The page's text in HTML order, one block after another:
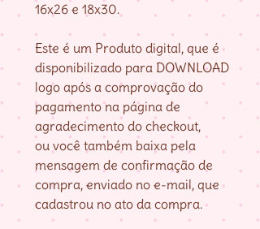
16x26 e 18x30.
Este é um Produto digital, que é
disponibilizado para DOWNLOAD
logo após a comprovação do
pagamento na página de
agradecimento do checkout,
ou você também baixa pela
mensagem de confirmação de
compra, enviado no e-mail, que
cadastrou no ato da compra.